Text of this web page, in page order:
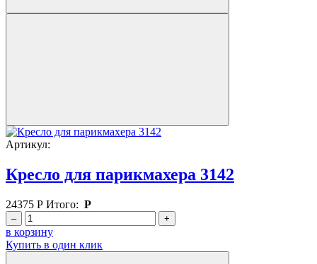
Артикул:
Кресло для парикмахера 3142
24375 Р Итого: Р
– +
в корзину
Купить в один клик